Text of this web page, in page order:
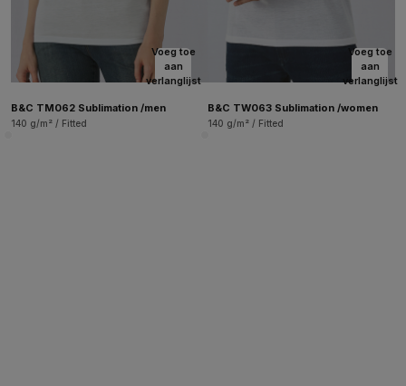
Voeg toe
aan
verlanglijst
B&C TM062 Sublimation /men
140 g/m² / Fitted
Voeg toe
aan
verlanglijst
B&C TW063 Sublimation /women
140 g/m² / Fitted